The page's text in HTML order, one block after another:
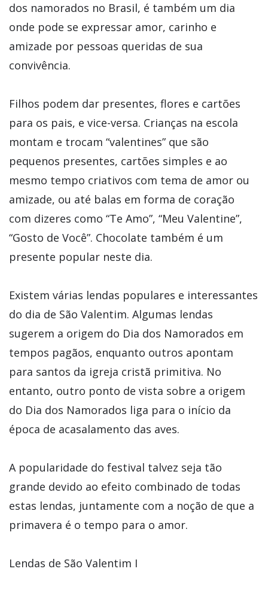
dos namorados no Brasil, é também um dia
onde pode se expressar amor, carinho e
amizade por pessoas queridas de sua
convivência.
Filhos podem dar presentes, flores e cartões
para os pais, e vice-versa. Crianças na escola
montam e trocam “valentines” que são
pequenos presentes, cartões simples e ao
mesmo tempo criativos com tema de amor ou
amizade, ou até balas em forma de coração
com dizeres como “Te Amo”, “Meu Valentine”,
“Gosto de Você”. Chocolate também é um
presente popular neste dia.
Existem várias lendas populares e interessantes
do dia de São Valentim. Algumas lendas
sugerem a origem do Dia dos Namorados em
tempos pagãos, enquanto outros apontam
para santos da igreja cristã primitiva. No
entanto, outro ponto de vista sobre a origem
do Dia dos Namorados liga para o início da
época de acasalamento das aves.
A popularidade do festival talvez seja tão
grande devido ao efeito combinado de todas
estas lendas, juntamente com a noção de que a
primavera é o tempo para o amor.
Lendas de São Valentim I